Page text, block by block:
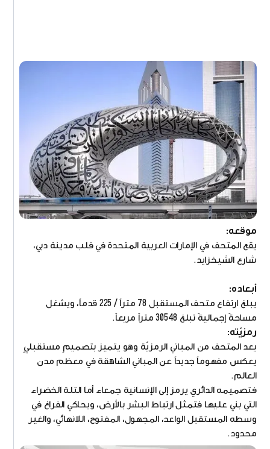
موقعه:
يقع المتحف في الإمارات العربية المتحدة في قلب مدينة دبي،
شارع الشيخزايد.
أبعاده:
يبلغ ارتفاع متحف المستقبل 78 متراً / 225 قدماً، ويشغل
مساحةً إجماليةً تبلغ 30548 متراً مربعاً.
رمزيّته:
يعد المتحف من المباني الرمزيّة وهو يتميز بتصميمٍ مستقبليٍ
يعكس مفهوماً جديداً عن المباني الشاهقة في معظم مدن
العالم.
فتصميمه الدائري يرمز إلى الإنسانية جمعاء أما التلة الخضراء
التي بني عليها فتمثل ارتباط البشر بالأرض، ويحاكي الفراغ في
وسطه المستقبل الواعد، المجهول، المفتوح، اللانهائي، والغير
محدود.